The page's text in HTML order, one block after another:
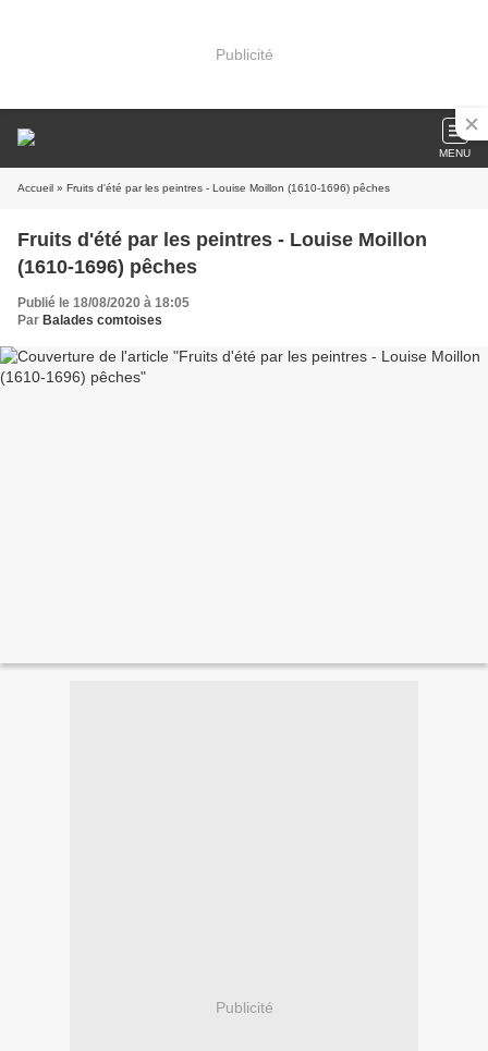
Publicité
MENU
Accueil » Fruits d'été par les peintres - Louise Moillon (1610-1696) pêches
Fruits d'été par les peintres - Louise Moillon
(1610-1696) pêches
Publié le 18/08/2020 à 18:05
Par Balades comtoises
Publicité